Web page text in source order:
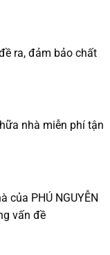
ra, đảm bảo chất
nhà miễn phí tận
của PHÚ NGUYỄN
vấn đề